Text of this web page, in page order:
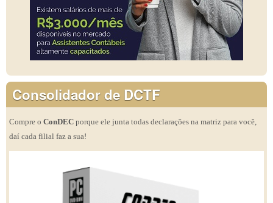
Consolidador de DCTF
Compre o ConDEC porque ele junta todas declarações na matriz para você,
daí cada filial faz a sua!